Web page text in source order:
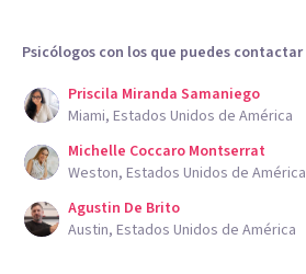
Psicólogos con los que puedes contactar
Priscila Miranda Samaniego
Miami, Estados Unidos de América
Michelle Coccaro Montserrat
Weston, Estados Unidos de América
Agustin De Brito
Austin, Estados Unidos de América